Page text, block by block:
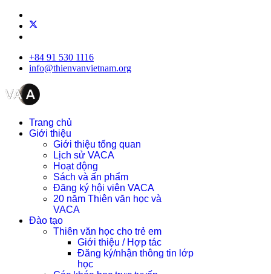
+84 91 530 1116
info@thienvanvietnam.org
Trang chủ
Giới thiệu
Giới thiệu tổng quan
Lịch sử VACA
Hoạt động
Sách và ấn phẩm
Đăng ký hội viên VACA
20 năm Thiên văn học và
VACA
Đào tạo
Thiên văn học cho trẻ em
Giới thiệu / Hợp tác
Đăng ký/nhận thông tin lớp
học